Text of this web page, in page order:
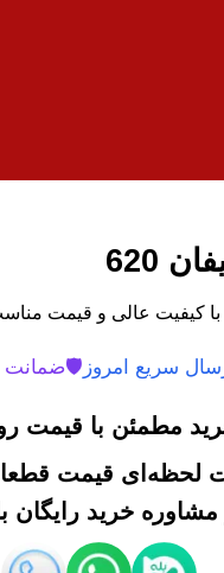
620
سریع امروز 🛡️ضمانت
مطمئن با قیمت
لحظه‌ای قیمت
خرید رایگان